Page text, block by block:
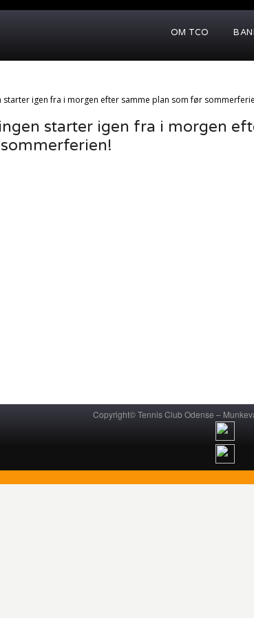
OM TCO
igen fra i morgen efter samme plan som før
starter igen fra i morgen
Copyright© Tennis Club Odense –